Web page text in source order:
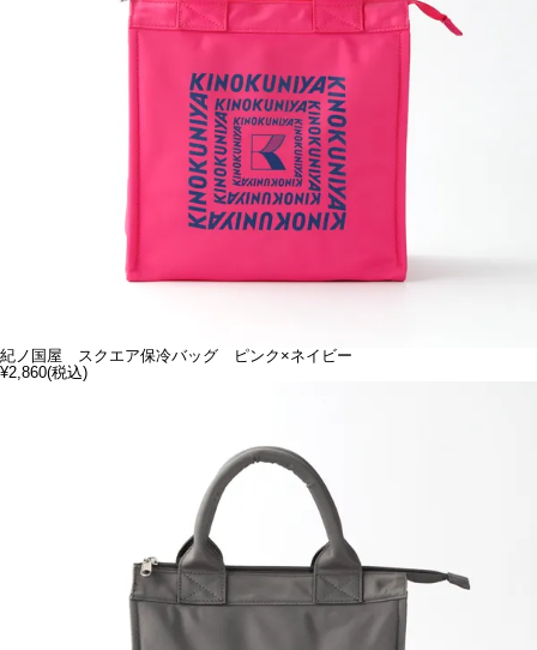
紀ノ国屋 スクエア保冷バッグ ピンク×ネイビー
¥2,860(税込)